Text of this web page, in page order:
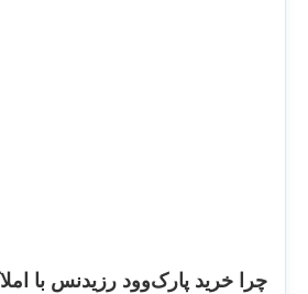
چرا خرید پارک‌وود رزیدنس با